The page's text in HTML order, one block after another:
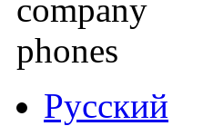
Русский